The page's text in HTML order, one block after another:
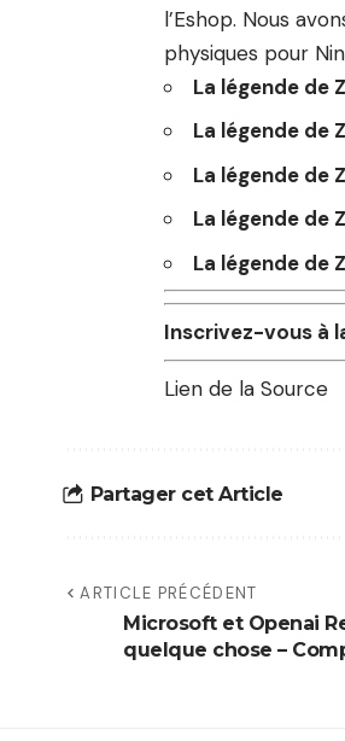
l’Eshop. Nous
physiques pour
La légende de
La légende de
La légende de
La légende de
La légende de
Inscrivez-vous à
Lien de la Source
Partager cet Article
ARTICLE PRÉCÉDENT
Microsoft et Openai
quelque chose –